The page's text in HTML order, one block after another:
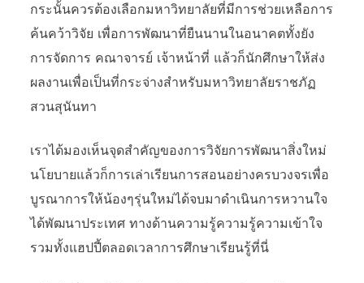
กระนั้นควรต้องเลือกมหาวิทยาลัยที่มีการช่วยเหลือการ
ค้นคว้าวิจัย เพื่อการพัฒนาที่ยืนนานในอนาคตทั้งยัง
การจัดการ คณาจารย์ เจ้าหน้าที่ แล้วก็นักศึกษาให้ส่ง
ผลงานเพื่อเป็นที่กระจ่างสำหรับมหาวิทยาลัยราชภัฏ
สวนสุนันทา
เราได้มองเห็นจุดสำคัญของการวิจัยการพัฒนาสิ่งใหม่
นโยบายแล้วก็การเล่าเรียนการสอนอย่างครบวงจรเพื่อ
บูรณาการให้น้องๆรุ่นใหม่ได้จบมาดำเนินการหวานใจ
ได้พัฒนาประเทศ ทางด้านความรู้ความรู้ความเข้าใจ
รวมทั้งแฮปปี้ตลอดเวลาการศึกษาเรียนรู้ที่นี่